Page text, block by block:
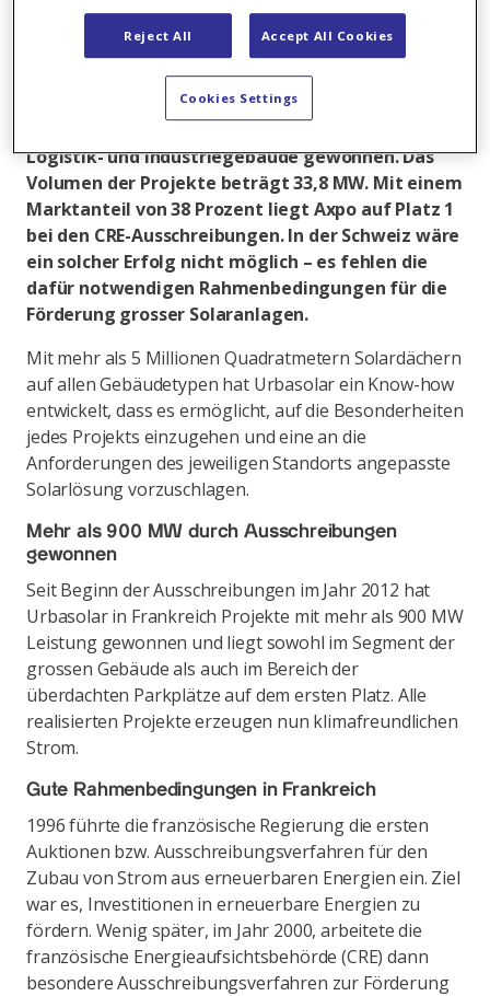
Mehr über unsere Autorinnen und Autoren
Axpo hat mit ihrer Tochtergesellschaft Urbasolar
in Frankreich 11 neue Projekte für Solaranlagen
Logistik- und Industriegebäude gewonnen. Das
Volumen der Projekte beträgt 33,8 MW. Mit einem
Marktanteil von 38 Prozent liegt Axpo auf Platz 1
bei den CRE-Ausschreibungen. In der Schweiz wäre
ein solcher Erfolg nicht möglich – es fehlen die
dafür notwendigen Rahmenbedingungen für die
Förderung grosser Solaranlagen.
Mit mehr als 5 Millionen Quadratmetern Solardächern
auf allen Gebäudetypen hat Urbasolar ein Know-how
entwickelt, dass es ermöglicht, auf die Besonderheiten
jedes Projekts einzugehen und eine an die
Anforderungen des jeweiligen Standorts angepasste
Solarlösung vorzuschlagen.
Mehr als 900 MW durch Ausschreibungen
gewonnen
Seit Beginn der Ausschreibungen im Jahr 2012 hat
Urbasolar in Frankreich Projekte mit mehr als 900 MW
Leistung gewonnen und liegt sowohl im Segment der
grossen Gebäude als auch im Bereich der
überdachten Parkplätze auf dem ersten Platz. Alle
realisierten Projekte erzeugen nun klimafreundlichen
Strom.
Gute Rahmenbedingungen in Frankreich
1996 führte die französische Regierung die ersten
Auktionen bzw. Ausschreibungsverfahren für den
Zubau von Strom aus erneuerbaren Energien ein. Ziel
war es, Investitionen in erneuerbare Energien zu
fördern. Wenig später, im Jahr 2000, arbeitete die
französische Energieaufsichtsbehörde (CRE) dann
besondere Ausschreibungsverfahren zur Förderung
Reject All Accept All Cookies
Cookies Settings